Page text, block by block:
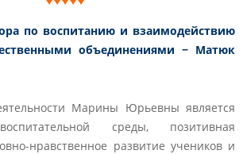
по воспитанию и взаимодействию
объединениями − Матюк
Марины Юрьевны является
среды, позитивная
нравственное развитие учеников и